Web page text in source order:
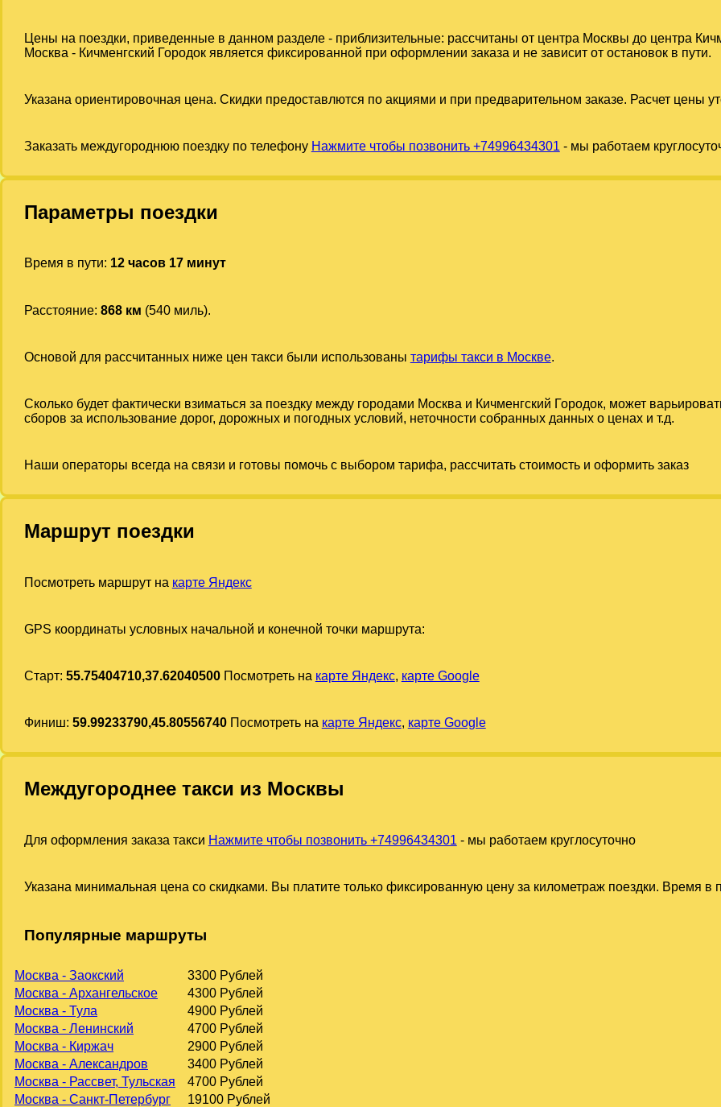
Цены на поездки, приведенные в данном разделе - приблизительные: рассчитаны от центра Москвы до центра
Москва - Кичменгский Городок является фиксированной при оформлении заказа и не зависит от остановок в пути.
Указана ориентировочная цена. Скидки предоставлются по акциями и при предварительном заказе. Расчет цены
Заказать междугороднюю поездку по телефону Нажмите чтобы позвонить +74996434301 - мы работаем
Параметры поездки
Время в пути: 12 часов 17 минут
Расстояние: 868 км (540 миль).
Основой для рассчитанных ниже цен такси были использованы тарифы такси в Москве.
Сколько будет фактически взиматься за поездку между городами Москва и Кичменгский Городок, может
сборов за использование дорог, дорожных и погодных условий, неточности собранных данных о ценах и т.д.
Наши операторы всегда на связи и готовы помочь с выбором тарифа, рассчитать стоимость и оформить заказ
Маршрут поездки
Посмотреть маршрут на карте Яндекс
GPS координаты условных начальной и конечной точки маршрута:
Старт: 55.75404710,37.62040500Посмотреть на карте Яндекс, карте Google
Финиш: 59.99233790,45.80556740Посмотреть на карте Яндекс, карте Google
Междугороднее такси из Москвы
Для оформления заказа такси Нажмите чтобы позвонить +74996434301 - мы работаем круглосуточно
Указана минимальная цена со скидками. Вы платите только фиксированную цену за километраж поездки. Время в
Популярные маршруты
Москва - Заокский
3300 Рублей
Москва - Архангельское
4300 Рублей
Москва - Тула
4900 Рублей
Москва - Ленинский
4700 Рублей
Москва - Киржач
2900 Рублей
Москва - Александров
3400 Рублей
Москва - Рассвет, Тульская
4700 Рублей
Москва - Санкт-Петербург
19100 Рублей